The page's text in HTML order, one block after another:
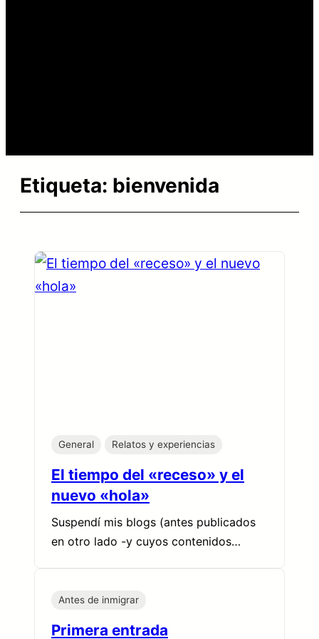
Etiqueta: bienvenida
General Relatos y experiencias
El tiempo del «receso» y el
nuevo «hola»
Suspendí mis blogs (antes publicados
en otro lado -y cuyos contenidos…
Antes de inmigrar
Primera entrada